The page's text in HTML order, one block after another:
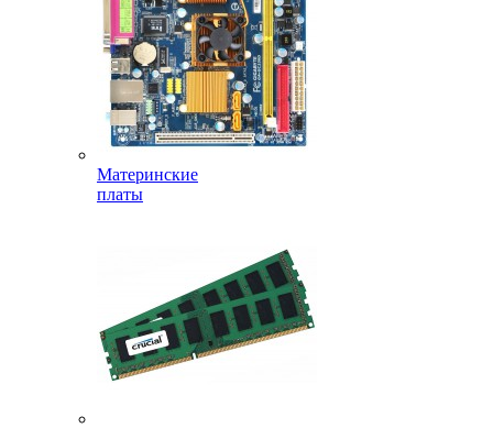
Материнские
платы